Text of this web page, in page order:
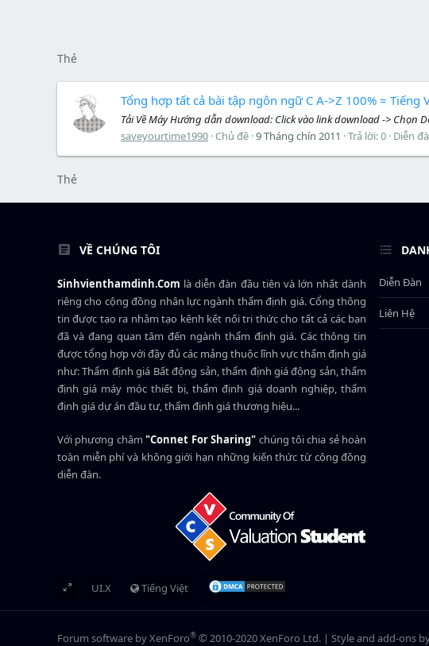
Thẻ
Tổng hợp tất cả bài tập ngôn ngữ C A->Z 100% = Tiếng
Tải Về Máy Hướng dẫn download: Click vào link download ->
saveyourtime1990 Chủ đề 9 Tháng chín 2011 Trả lời: 0 Diễn
Thẻ
VỀ CHÚNG TÔI
Sinhvienthamdinh.Com là diễn đàn đầu tiên và lớn nhất dành
riêng cho cộng đồng nhân lực ngành thẩm định giá. Cổng thông
tin được tạo ra nhằm tạo kênh kết nối tri thức cho tất cả các bạn
đã và đang quan tâm đến ngành thẩm định giá. Các thông tin
được tổng hợp với đầy đủ các mảng thuộc lĩnh vực thẩm định giá
như: Thẩm định giá Bất động sản, thẩm định giá động sản, thẩm
định giá máy móc thiết bị, thẩm định giá doanh nghiệp, thẩm
định giá dự án đầu tư, thẩm định giá thương hiệu...
Với phương châm"Connet For Sharing" chúng tôi chia sẻ hoàn
toàn miễn phí và không giới hạn những kiến thức từ cộng đồng
diễn đàn.
Diễn Đàn
Liên Hệ
UI.X Tiếng Việt
Forum software by XenForo® © 2010-2020 XenForo Ltd. | Style and add-ons